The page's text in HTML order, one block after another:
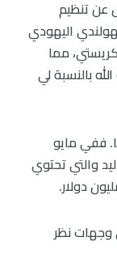
عن تنظيم
اليهودي
مما
بالنسبة لي
ففي مايو
والتي تحتوي
وجهات نظر